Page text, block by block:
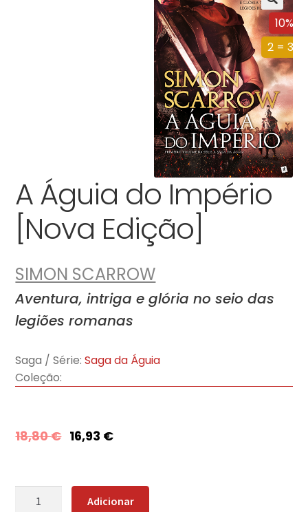
10%
2 = 3
A Águia do Império
[Nova Edição]
SIMON SCARROW
Aventura, intriga e glória no seio das
legiões romanas
Saga / Série: Saga da Águia
Coleção:
18,80€ 16,93 €
Quantidade
Adicionar